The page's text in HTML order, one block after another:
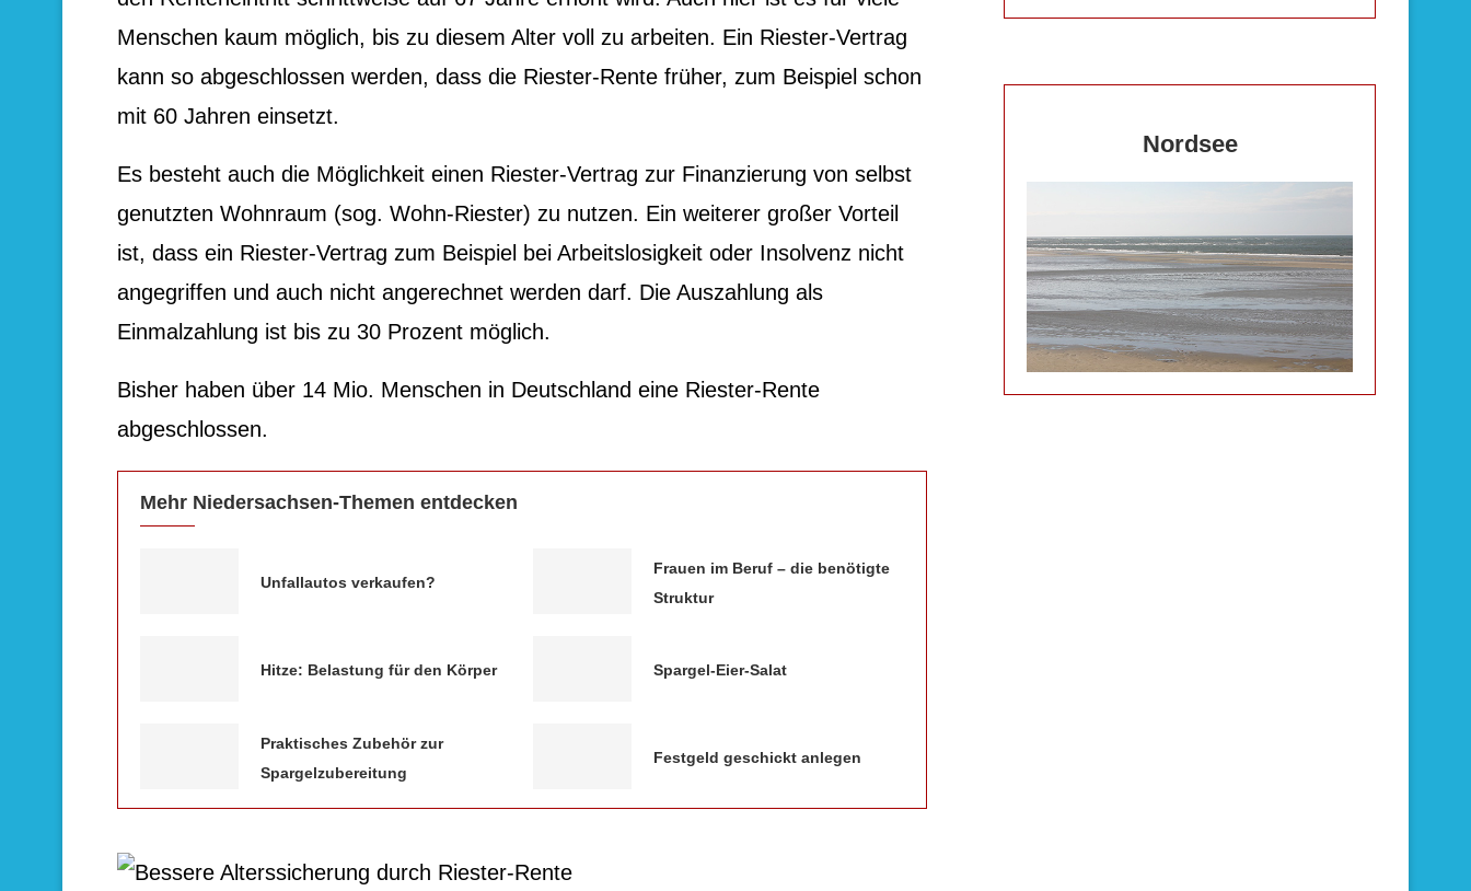
Menschen kaum möglich, bis zu diesem Alter voll zu arbeiten. Ein Riester-Vertrag
kann so abgeschlossen werden, dass die Riester-Rente früher, zum Beispiel schon
mit 60 Jahren einsetzt.
Es besteht auch die Möglichkeit einen Riester-Vertrag zur Finanzierung von selbst
genutzten Wohnraum (sog. Wohn-Riester) zu nutzen. Ein weiterer großer Vorteil
ist, dass ein Riester-Vertrag zum Beispiel bei Arbeitslosigkeit oder Insolvenz nicht
angegriffen und auch nicht angerechnet werden darf. Die Auszahlung als
Einmalzahlung ist bis zu 30 Prozent möglich.
Bisher haben über 14 Mio. Menschen in Deutschland eine Riester-Rente
abgeschlossen.
Mehr Niedersachsen-Themen entdecken
Unfallautos verkaufen?
Frauen im Beruf – die benötigte
Struktur
Hitze: Belastung für den Körper Spargel-Eier-Salat
Praktisches Zubehör zur
Spargelzubereitung
Festgeld geschickt anlegen
Nordsee